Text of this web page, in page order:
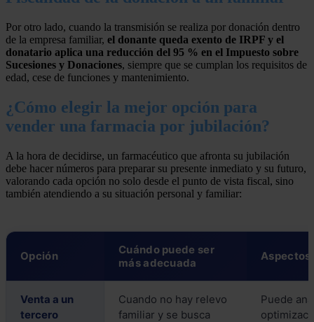
Por otro lado, cuando la transmisión se realiza por donación dentro
de la empresa familiar, el donante queda exento de IRPF y el
donatario aplica una reducción del 95 % en el Impuesto sobre
Sucesiones y Donaciones, siempre que se cumplan los requisitos de
edad, cese de funciones y mantenimiento.
¿Cómo elegir la mejor opción para
vender una farmacia por jubilación?
A la hora de decidirse, un farmacéutico que afronta su jubilación
debe hacer números para preparar su presente inmediato y su futuro,
valorando cada opción no solo desde el punto de vista fiscal, sino
también atendiendo a su situación personal y familiar:
Opción
Cuándo puede ser
más adecuada
Aspectos
Venta a un
tercero
Cuando no hay relevo
familiar y se busca
Puede